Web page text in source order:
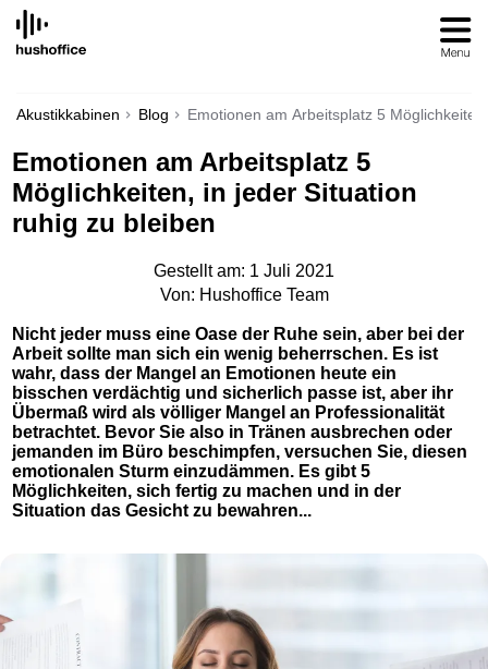
SKIP
CONTENT
Akustikkabinen Blog Emotionen am Arbeitsplatz 5
Emotionen am Arbeitsplatz 5
Möglichkeiten, in jeder Situation
ruhig zu bleiben
Gestellt am: 1 Juli 2021
Von: Hushoffice Team
Nicht jeder muss eine Oase der Ruhe sein, aber bei der
Arbeit sollte man sich ein wenig beherrschen. Es ist
wahr, dass der Mangel an Emotionen heute ein
bisschen verdächtig und sicherlich passe ist, aber ihr
Übermaß wird als völliger Mangel an Professionalität
betrachtet. Bevor Sie also in Tränen ausbrechen oder
jemanden im Büro beschimpfen, versuchen Sie, diesen
emotionalen Sturm einzudämmen. Es gibt 5
Möglichkeiten, sich fertig zu machen und in der
Situation das Gesicht zu bewahren...